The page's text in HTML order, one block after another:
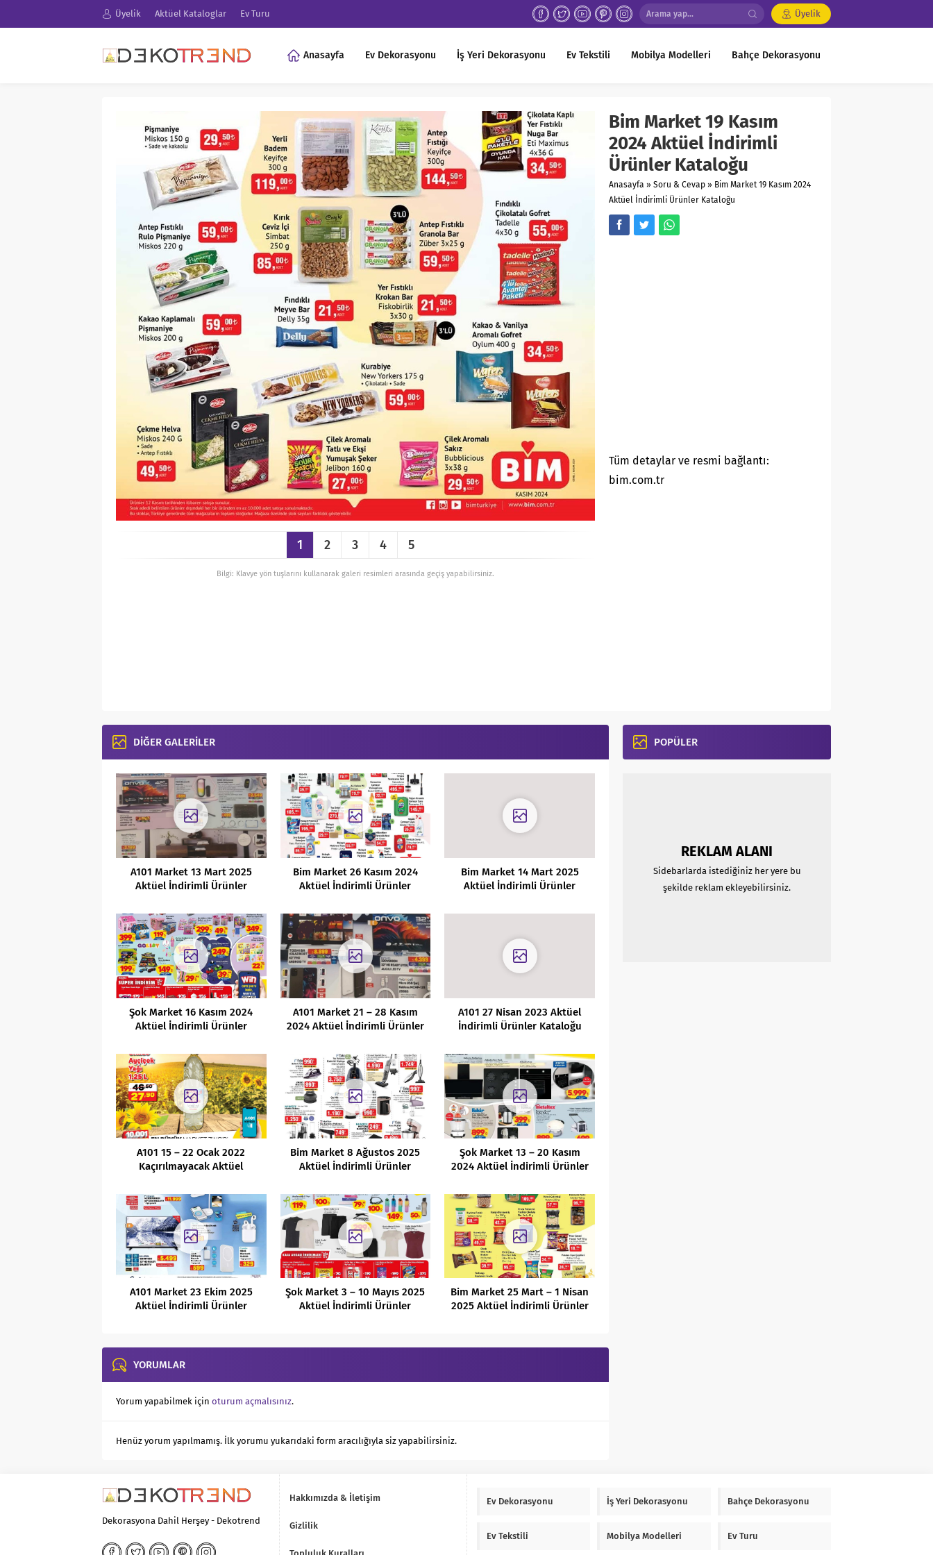
Üyelik Aktüel Kataloglar Ev Turu Üyelik
Anasayfa Ev Dekorasyonu İş Yeri Dekorasyonu Ev Tekstili Mobilya Modelleri Bahçe Dekorasyonu
1 2 3 4 5
Bilgi: Klavye yön tuşlarını kullanarak galeri resimleri arasında geçiş yapabilirsiniz.
Bim Market 19 Kasım
2024 Aktüel İndirimli
Ürünler Kataloğu
Anasayfa » Soru & Cevap » Bim Market 19 Kasım 2024
Aktüel İndirimli Ürünler Kataloğu
Tüm detaylar ve resmi bağlantı:
bim.com.tr
DİĞER GALERİLER
A101 Market 13 Mart 2025
Aktüel İndirimli Ürünler
Bim Market 26 Kasım 2024
Aktüel İndirimli Ürünler
Bim Market 14 Mart 2025
Aktüel İndirimli Ürünler
Şok Market 16 Kasım 2024
Aktüel İndirimli Ürünler
A101 Market 21 – 28 Kasım
2024 Aktüel İndirimli Ürünler
A101 27 Nisan 2023 Aktüel
İndirimli Ürünler Kataloğu
A101 15 – 22 Ocak 2022
Kaçırılmayacak Aktüel
Bim Market 8 Ağustos 2025
Aktüel İndirimli Ürünler
Şok Market 13 – 20 Kasım
2024 Aktüel İndirimli Ürünler
A101 Market 23 Ekim 2025
Aktüel İndirimli Ürünler
Şok Market 3 – 10 Mayıs 2025
Aktüel İndirimli Ürünler
Bim Market 25 Mart – 1 Nisan
2025 Aktüel İndirimli Ürünler
YORUMLAR
Yorum yapabilmek için oturum açmalısınız.
Henüz yorum yapılmamış. İlk yorumu yukarıdaki form aracılığıyla siz yapabilirsiniz.
POPÜLER
REKLAM ALANI
Sidebarlarda istediğiniz her yere bu
şekilde reklam ekleyebilirsiniz.
Dekorasyona Dahil Herşey - Dekotrend
Hakkımızda & İletişim
Gizlilik
Ev Dekorasyonu İş Yeri Dekorasyonu Bahçe Dekorasyonu
Ev Tekstili Mobilya Modelleri Ev Turu